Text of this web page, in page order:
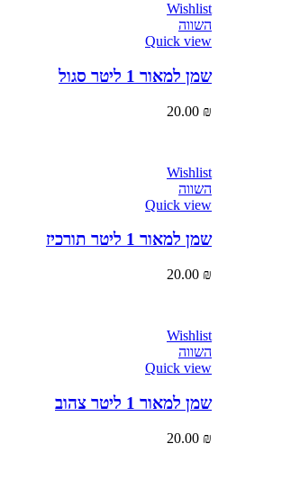
Wishlist
השווה
Quick view
שמן למאור 1 ליטר סגול
20.00 ₪
Wishlist
השווה
Quick view
שמן למאור 1 ליטר תורכיז
20.00 ₪
Wishlist
השווה
Quick view
שמן למאור 1 ליטר צהוב
20.00 ₪